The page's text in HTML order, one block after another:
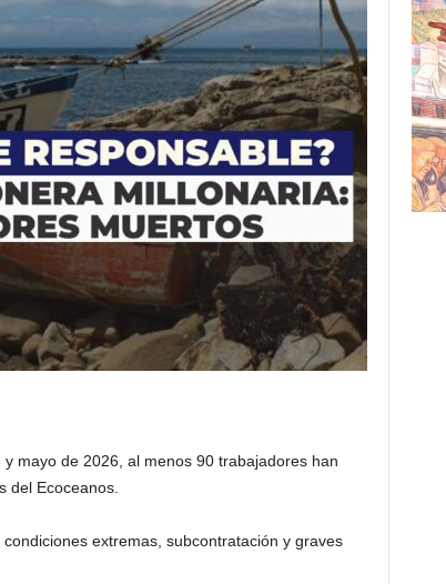
mayo de 2026, al menos 90 trabajadores han
del Ecoceanos.
extremas, subcontratación y graves